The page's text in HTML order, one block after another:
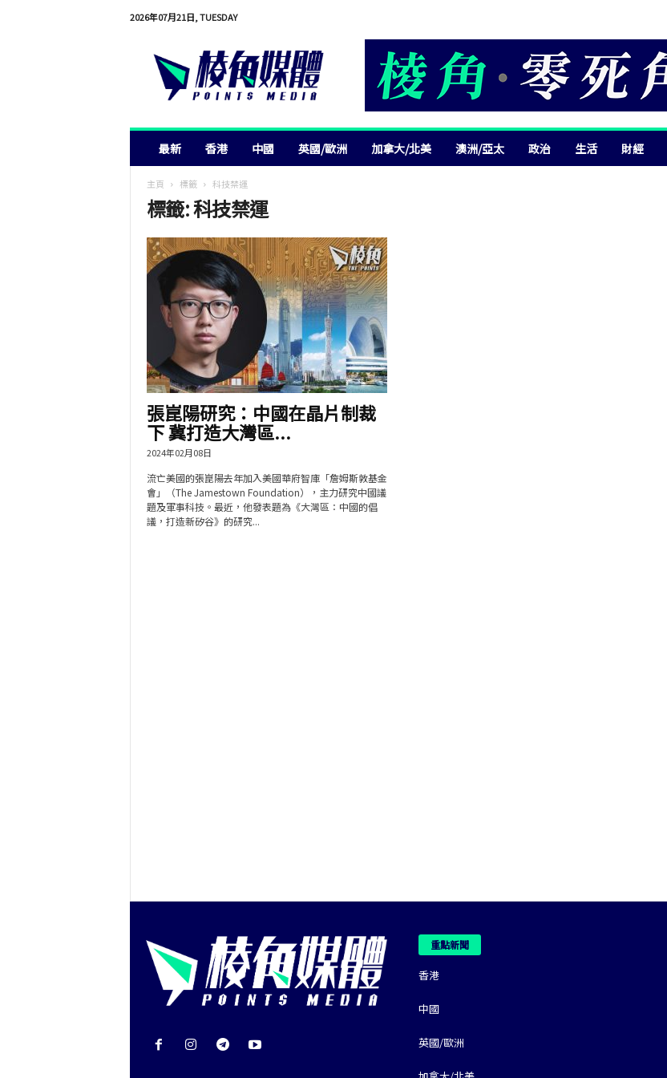
2026年07月21日, TUESDAY
最新 香港 中國 英國/歐洲 加拿大/北美 澳洲/亞太 政治 生活 財經
主頁 標籤 科技禁運
標籤: 科技禁運
張崑陽研究：中國在晶片制裁
下 冀打造大灣區...
2024年02月08日
流亡美國的張崑陽去年加入美國華府智庫「詹姆斯敦基金
會」（The Jamestown Foundation），主力研究中國議
題及軍事科技。最近，他發表題為《大灣區：中國的倡
議，打造新矽谷》的研究...
重點新聞
香港
中國
英國/歐洲